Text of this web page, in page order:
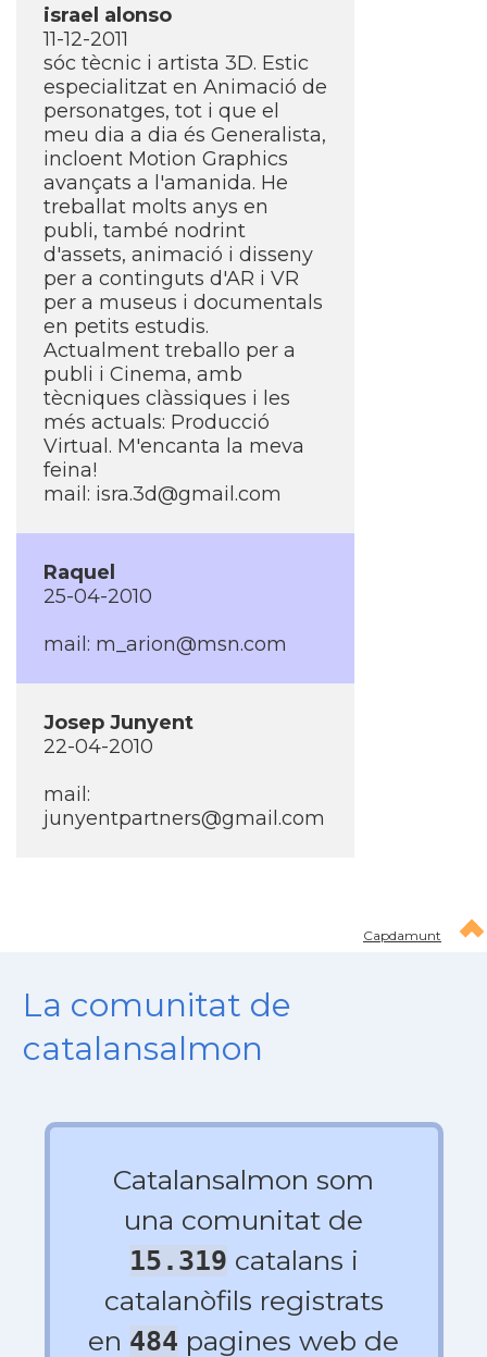
israel alonso
11-12-2011
sóc tècnic i artista 3D. Estic
especialitzat en Animació de
personatges, tot i que el
meu dia a dia és Generalista,
incloent Motion Graphics
avançats a l'amanida. He
treballat molts anys en
publi, també nodrint
d'assets, animació i disseny
per a continguts d'AR i VR
per a museus i documentals
en petits estudis.
Actualment treballo per a
publi i Cinema, amb
tècniques clàssiques i les
més actuals: Producció
Virtual. M'encanta la meva
feina!
mail: isra.3d@gmail.com
Raquel
25-04-2010
mail: m_arion@msn.com
Josep Junyent
22-04-2010
mail:
junyentpartners@gmail.com
Capdamunt
La comunitat de
catalansalmon
Catalansalmon som
una comunitat de
15.319 catalans i
catalanòfils registrats
en 484 pagines web de